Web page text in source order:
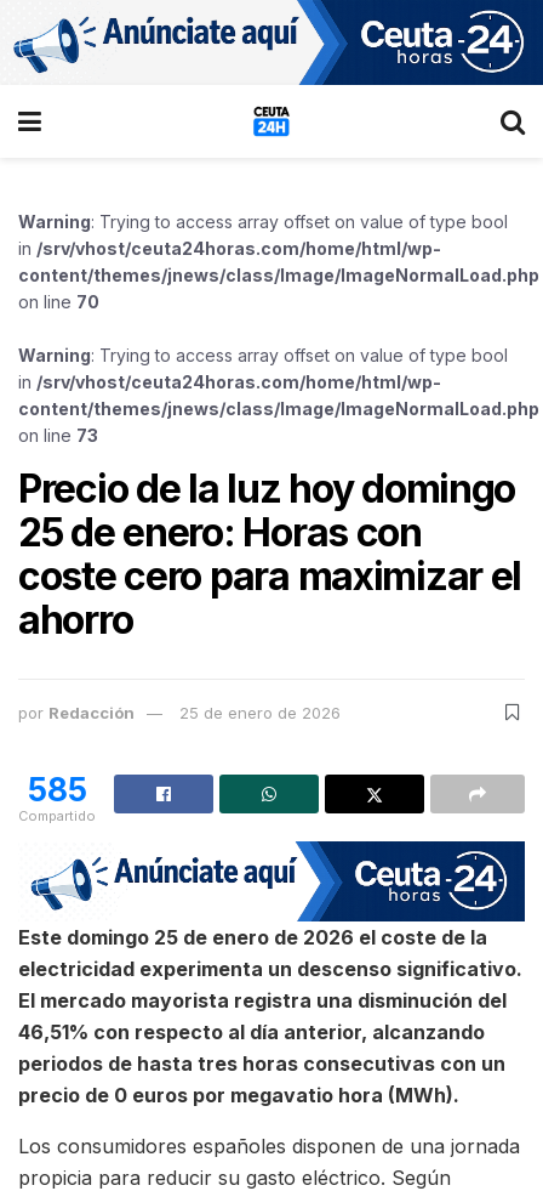
Warning: Trying to access array offset on value of type bool
in /srv/vhost/ceuta24horas.com/home/html/wp-
content/themes/jnews/class/Image/ImageNormalLoad.php
on line 70
Warning: Trying to access array offset on value of type bool
in /srv/vhost/ceuta24horas.com/home/html/wp-
content/themes/jnews/class/Image/ImageNormalLoad.php
on line 73
Precio de la luz hoy domingo
25 de enero: Horas con
coste cero para maximizar el
ahorro
por Redacción 25 de enero de 2026
585
Compartido
Este domingo 25 de enero de 2026 el coste de la
electricidad experimenta un descenso significativo.
El mercado mayorista registra una disminución del
46,51% con respecto al día anterior, alcanzando
periodos de hasta tres horas consecutivas con un
precio de 0 euros por megavatio hora (MWh).
Los consumidores españoles disponen de una jornada
propicia para reducir su gasto eléctrico. Según